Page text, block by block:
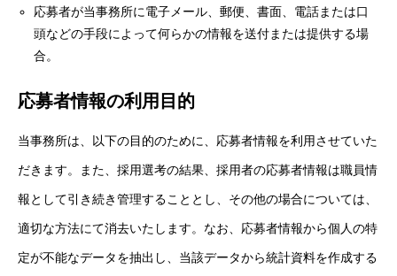
エントリーフォーム
採用活動に関する個人情報保護方針
応募者が当事務所に電子メール、郵便、書面、電話または口
頭などの手段によって何らかの情報を送付または提供する場
合。
応募者情報の利用目的
当事務所は、以下の目的のために、応募者情報を利用させていた
だきます。また、採用選考の結果、採用者の応募者情報は職員情
報として引き続き管理することとし、その他の場合については、
適切な方法にて消去いたします。なお、応募者情報から個人の特
定が不能なデータを抽出し、当該データから統計資料を作成する